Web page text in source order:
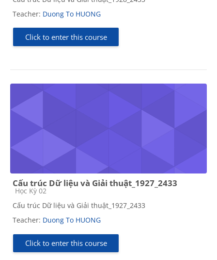
Teacher: Duong To HUONG
Click to enter this course
Cấu trúc Dữ liệu và Giải thuật_1927_2433
Course category
Học Kỳ 02
Cấu trúc Dữ liệu và Giải thuật_1927_2433
Teacher: Duong To HUONG
Click to enter this course